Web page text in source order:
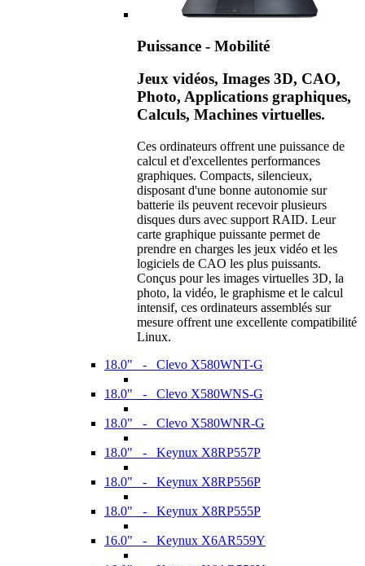
Puissance - Mobilité
Jeux vidéos, Images 3D, CAO,
Photo, Applications graphiques,
Calculs, Machines virtuelles.
Ces ordinateurs offrent une puissance de
calcul et d'excellentes performances
graphiques. Compacts, silencieux,
disposant d'une bonne autonomie sur
batterie ils peuvent recevoir plusieurs
disques durs avec support RAID. Leur
carte graphique puissante permet de
prendre en charges les jeux vidéo et les
logiciels de CAO les plus puissants.
Conçus pour les images virtuelles 3D, la
photo, la vidéo, le graphisme et le calcul
intensif, ces ordinateurs assemblés sur
mesure offrent une excellente compatibilité
Linux.
18.0" - Clevo X580WNT-G
18.0" - Clevo X580WNS-G
18.0" - Clevo X580WNR-G
18.0" - Keynux X8RP557P
18.0" - Keynux X8RP556P
18.0" - Keynux X8RP555P
16.0" - Keynux X6AR559Y